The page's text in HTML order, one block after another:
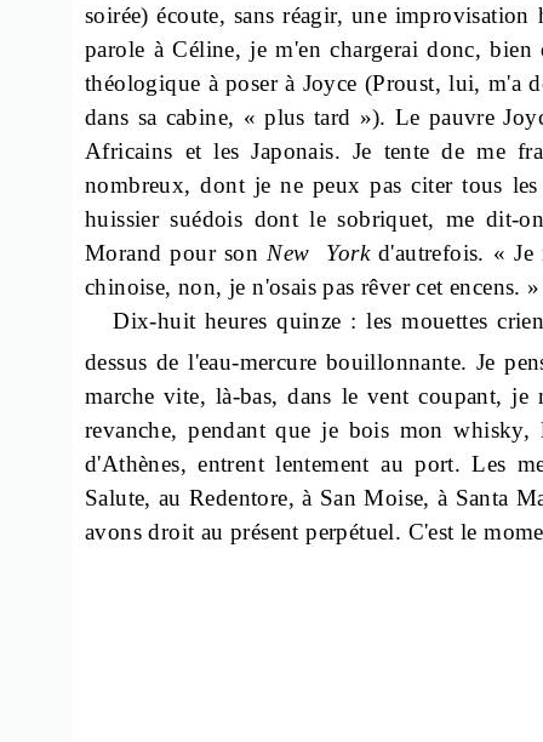
soirée) écoute, sans réagir, une
parole à Céline, je m'en chargerai donc,
théologique à poser à Joyce (Proust, lui, m'a
dans sa cabine, « plus tard »). Le pauvre
Africains et les Japonais. Je tente de me
nombreux, dont je ne peux pas citer tous
huissier suédois dont le sobriquet, me dit-
Morand pour son New Yorkd'autrefois. « Je
chinoise, non, je n'osais pas rêver cet encens. »
Dix-huit heures quinze : les mouettes
dessus de l'eau-mercure bouillonnante. Je
marche vite, là-bas, dans le vent coupant, je
revanche, pendant que je bois mon
d'Athènes, entrent lentement au port. Les
Salute, auRedentore, à San Moise, à Santa
avons droit au présent perpétuel. C'est le